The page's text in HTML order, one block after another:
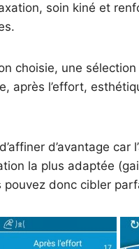
soin kiné et
choisie, une
après l’effort,
d’avantage
la plus adaptée
donc cibler